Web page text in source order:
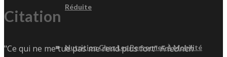
Réduite
Nutrition Chez Les Personnes À Mobilité
Citation
"Ce qui ne me tue pas me rend plus fort"Friedrich